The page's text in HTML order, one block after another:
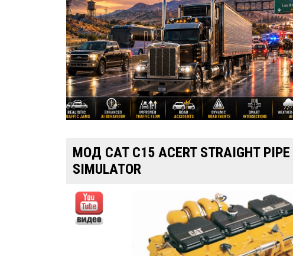
МОД CAT C15 ACERT STRAIGHT
SIMULATOR